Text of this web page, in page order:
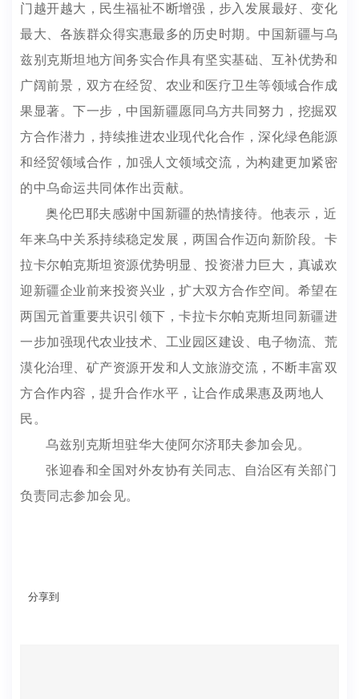
门越开越大，民生福祉不断增强，步入发展最好、变化
最大、各族群众得实惠最多的历史时期。中国新疆与乌
兹别克斯坦地方间务实合作具有坚实基础、互补优势和
广阔前景，双方在经贸、农业和医疗卫生等领域合作成
果显著。下一步，中国新疆愿同乌方共同努力，挖掘双
方合作潜力，持续推进农业现代化合作，深化绿色能源
和经贸领域合作，加强人文领域交流，为构建更加紧密
的中乌命运共同体作出贡献。
奥伦巴耶夫感谢中国新疆的热情接待。他表示，近
年来乌中关系持续稳定发展，两国合作迈向新阶段。卡
拉卡尔帕克斯坦资源优势明显、投资潜力巨大，真诚欢
迎新疆企业前来投资兴业，扩大双方合作空间。希望在
两国元首重要共识引领下，卡拉卡尔帕克斯坦同新疆进
一步加强现代农业技术、工业园区建设、电子物流、荒
漠化治理、矿产资源开发和人文旅游交流，不断丰富双
方合作内容，提升合作水平，让合作成果惠及两地人
民。
乌兹别克斯坦驻华大使阿尔济耶夫参加会见。
张迎春和全国对外友协有关同志、自治区有关部门
负责同志参加会见。
分享到